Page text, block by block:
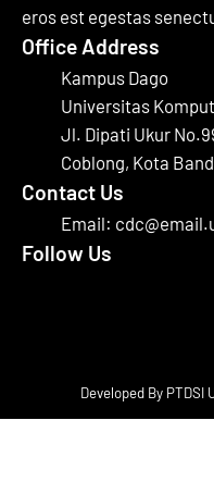
eros est egestas
Office Address
Kampus Dago
Universitas
Jl. Dipati Ukur
Coblong, Kota
Contact Us
Email:
Follow Us
Developed By PTDSI